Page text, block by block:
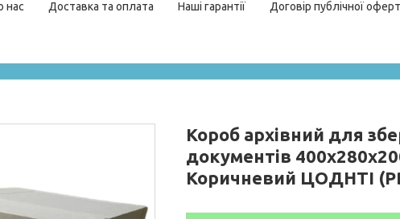
нас Доставка та оплата Наші гарантії Договір публічної
Короб архівний для
документів
Коричневий ЦОДНТІ